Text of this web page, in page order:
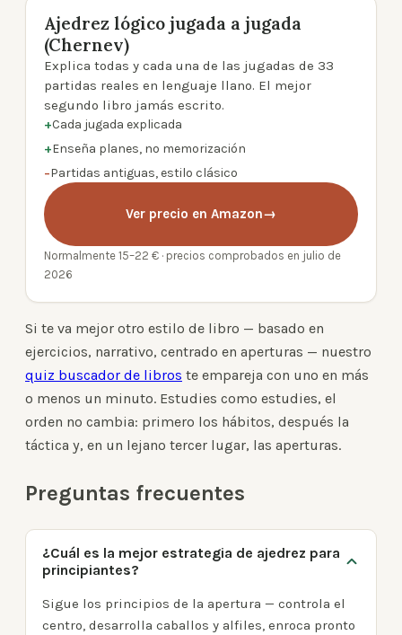
product photo
Ajedrez lógico jugada a jugada
(Chernev)
Explica todas y cada una de las jugadas de 33
partidas reales en lenguaje llano. El mejor
segundo libro jamás escrito.
+Cada jugada explicada
+Enseña planes, no memorización
−Partidas antiguas, estilo clásico
Ver precio en Amazon→
Normalmente 15–22 € · precios comprobados en julio de
2026
Si te va mejor otro estilo de libro — basado en
ejercicios, narrativo, centrado en aperturas — nuestro
quiz buscador de libros te empareja con uno en más
o menos un minuto. Estudies como estudies, el
orden no cambia: primero los hábitos, después la
táctica y, en un lejano tercer lugar, las aperturas.
Preguntas frecuentes
¿Cuál es la mejor estrategia de ajedrez para
principiantes?
Sigue los principios de la apertura — controla el
centro, desarrolla caballos y alfiles, enroca pronto